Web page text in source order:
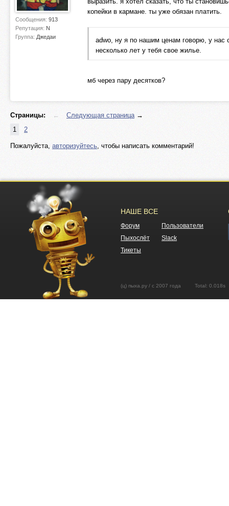
Сообщения: 913
Репутация: N
Группа: Джедаи
копейки в кармане. ты уже обязан платить.
adwo, ну я по нашим ценам говорю, у нас
несколько лет у тебя свое жилье.
мб через пару десятков?
Страницы: ← Следующая страница→
1
2
Пожалуйста, авторизуйтесь, чтобы написать комментарий!
НАШЕ ВСЕ
Форум
Пользователи
Пыхослёт
Slack
Тикеты
(ц) пыха.ру / с 2007 года Total: